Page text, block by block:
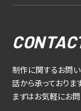
制作に関するお問
話から承っております
まずはお気軽にお問